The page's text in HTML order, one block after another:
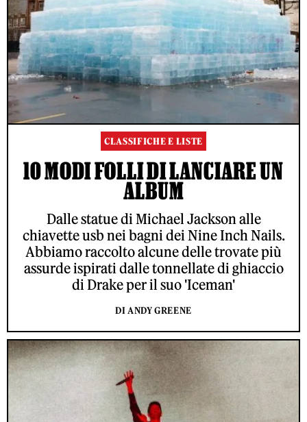
CLASSIFICHE E LISTE
10 MODI FOLLI DI LANCIARE UN
ALBUM
Dalle statue di Michael Jackson alle
chiavette usb nei bagni dei Nine Inch Nails.
Abbiamo raccolto alcune delle trovate più
assurde ispirati dalle tonnellate di ghiaccio
di Drake per il suo 'Iceman'
DI ANDY GREENE